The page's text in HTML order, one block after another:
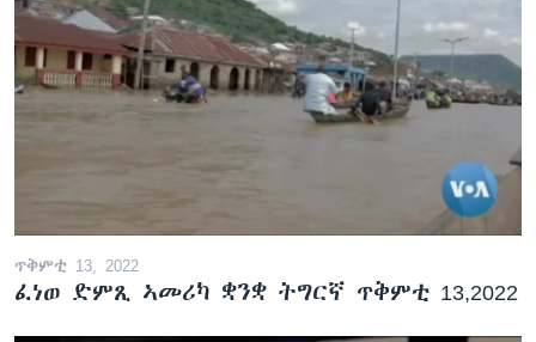
ጥቅምቲ 13, 2022
ፈነወ ድምጺ ኣመሪካ ቋንቋ ትግርኛ ጥቅምቲ 13,2022